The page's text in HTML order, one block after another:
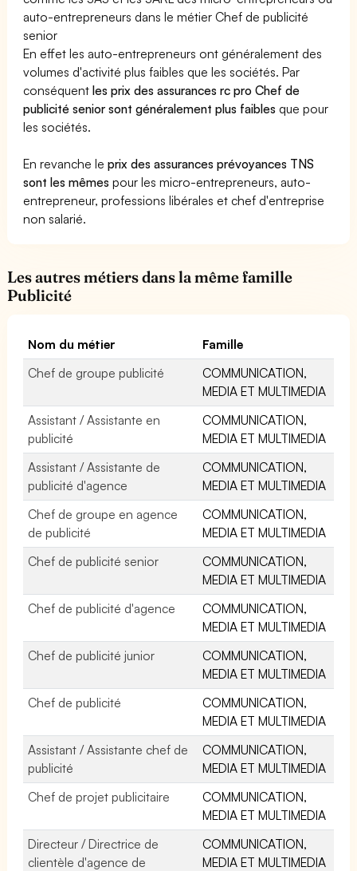
auto-entrepreneurs dans le métier Chef de publicité
senior
En effet les auto-entrepreneurs ont généralement des
volumes d'activité plus faibles que les sociétés. Par
conséquentles prix des assurances rc pro Chef de
publicité senior sont généralement plus faibles que pour
les sociétés.
En revanche leprix des assurances prévoyances TNS
sont les mêmes pour les micro-entrepreneurs, auto-
entrepreneur, professions libérales et chef d'entreprise
non salarié.
Les autres métiers dans la même famille
Publicité
Nom du métier
Famille
Chef de groupe publicité
COMMUNICATION,
MEDIA ET MULTIMEDIA
Assistant / Assistante en
publicité
COMMUNICATION,
MEDIA ET MULTIMEDIA
Assistant / Assistante de
publicité d'agence
COMMUNICATION,
MEDIA ET MULTIMEDIA
Chef de groupe en agence
de publicité
COMMUNICATION,
MEDIA ET MULTIMEDIA
Chef de publicité senior
COMMUNICATION,
MEDIA ET MULTIMEDIA
Chef de publicité d'agence
COMMUNICATION,
MEDIA ET MULTIMEDIA
Chef de publicité junior
COMMUNICATION,
MEDIA ET MULTIMEDIA
Chef de publicité
COMMUNICATION,
MEDIA ET MULTIMEDIA
Assistant / Assistante chef de
publicité
COMMUNICATION,
MEDIA ET MULTIMEDIA
Chef de projet publicitaire
COMMUNICATION,
MEDIA ET MULTIMEDIA
Directeur / Directrice de
clientèle d'agence de
COMMUNICATION,
MEDIA ET MULTIMEDIA